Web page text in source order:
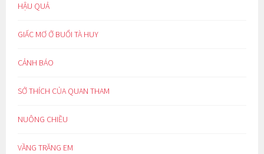
HẬU QUẢ
GIẤC MƠ Ở BUỔI TÀ HUY
CẢNH BÁO
SỞ THÍCH CỦA QUAN THAM
NUÔNG CHIỀU
VẦNG TRĂNG EM